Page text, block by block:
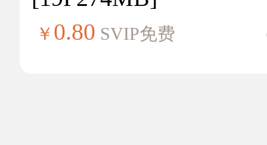
￥ 0.80 SVIP免费